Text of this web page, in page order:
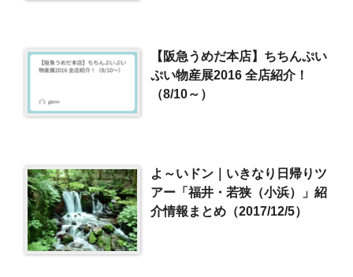
【阪急うめだ本店】ちちんぷい
ぷい物産展2016 全店紹介！
（8/10～）
よ～いドン｜いきなり日帰りツ
アー「福井・若狭（小浜）」紹
介情報まとめ（2017/12/5）